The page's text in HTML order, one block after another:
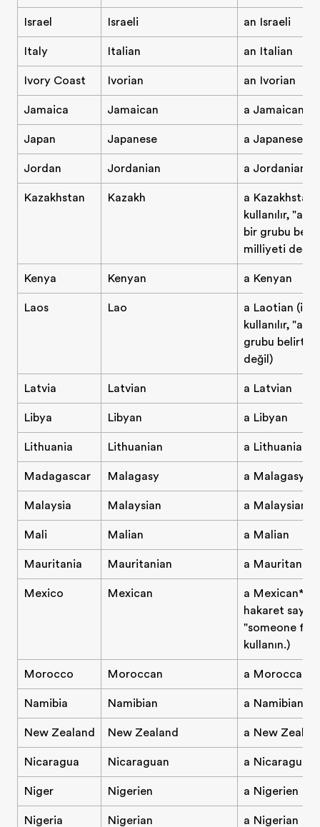
Israel Israeli an Israeli
Italy Italian an Italian
Ivory Coast Ivorian an Ivorian
Jamaica Jamaican a Jamaican
Japan Japanese a Japanese
Jordan Jordanian a Jordanian
Kazakhstan Kazakh
a
kullanılır, "a
bir grubu
milliyeti değil)
Kenya Kenyan a Kenyan
Laos Lao
a Laotian
kullanılır, "a
grubu belirtir,
değil)
Latvia Latvian a Latvian
Libya Libyan a Libyan
Lithuania Lithuanian a Lithuanian
Madagascar Malagasy a Malagasy
Malaysia Malaysian a Malaysian
Mali Malian a Malian
Mauritania Mauritanian a Mauritanian
Mexico Mexican
a Mexican*
hakaret
"someone
kullanın.)
Morocco Moroccan a Moroccan
Namibia Namibian a Namibian
New Zealand New Zealand a New
Nicaragua Nicaraguan a Nicaraguan
Niger Nigerien a Nigerien
Nigeria Nigerian a Nigerian